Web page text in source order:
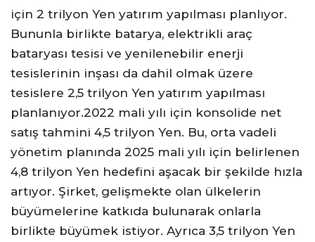
için 2 trilyon Yen yatırım yapılması planlıyor.
Bununla birlikte batarya, elektrikli araç
bataryası tesisi ve yenilenebilir enerji
tesislerinin inşası da dahil olmak üzere
tesislere 2,5 trilyon Yen yatırım yapılması
planlanıyor.2022 mali yılı için konsolide net
satış tahmini 4,5 trilyon Yen. Bu, orta vadeli
yönetim planında 2025 mali yılı için belirlenen
4,8 trilyon Yen hedefini aşacak bir şekilde hızla
artıyor. Şirket, gelişmekte olan ülkelerin
büyümelerine katkıda bulunarak onlarla
birlikte büyümek istiyor. Ayrıca 3,5 trilyon Yen